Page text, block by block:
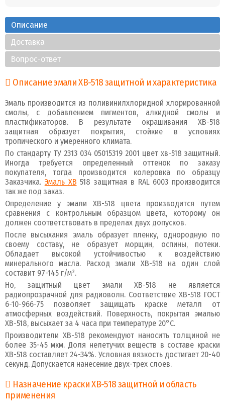
Описание
Доставка
Вопрос-ответ
Описание эмали ХВ-518 защитной и характеристика
Эмаль производится из поливинилхлоридной хлорированной
смолы, с добавлением пигментов, алкидной смолы и
пластификаторов. В результате окрашивания ХВ-518
защитная образует покрытия, стойкие в условиях
тропического и умеренного климата.
По стандарту ТУ 2313 034 05015319 2001 цвет хв-518 защитный.
Иногда требуется определенный оттенок по заказу
покупателя, тогда производится колеровка по образцу
Заказчика. Эмаль ХВ 518 защитная в RAL 6003 производится
так же под заказ.
Определение у эмали ХВ-518 цвета производится путем
сравнения с контрольным образцом цвета, которому он
должен соответствовать в пределах двух допусков.
После высыхания эмаль образует пленку, однородную по
своему составу, не образует морщин, оспины, потеки.
Обладает высокой устойчивостью к воздействию
минерального масла. Расход эмали ХВ-518 на один слой
составит 97-145 г/м².
Но, защитный цвет эмали ХВ-518 не является
радиопрозрачной для радиоволн. Соответствие ХВ-518 ГОСТ
6-10-966-75 позволяет защищать краске металл от
атмосферных воздействий. Поверхность, покрытая эмалью
ХВ-518, высыхает за 4 часа при температуре 20°C.
Производители ХВ-518 рекомендуют наносить толщиной не
более 35-45 мкм. Доля нелетучих веществ в составе краски
ХВ-518 составляет 24-34%. Условная вязкость достигает 20-40
секунд. Допускается нанесение двух-трех слоев.
Назначение краски ХВ-518 защитной и область
применения